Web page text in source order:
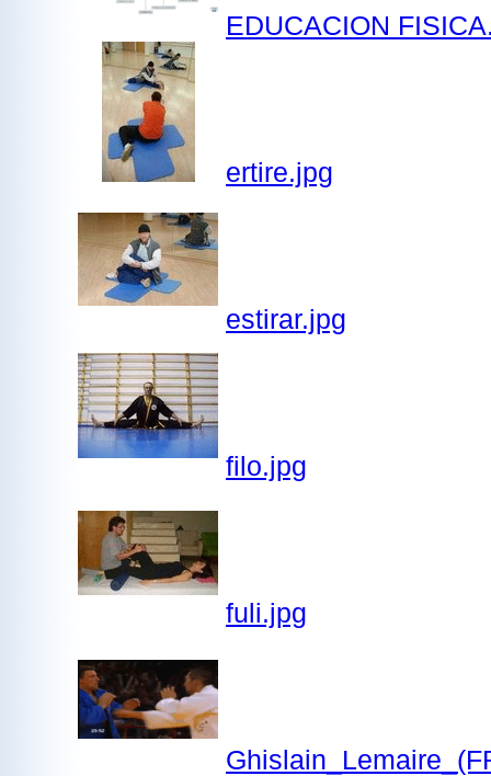
EDUCACION
ertire.jpg
estirar.jpg
filo.jpg
fuli.jpg